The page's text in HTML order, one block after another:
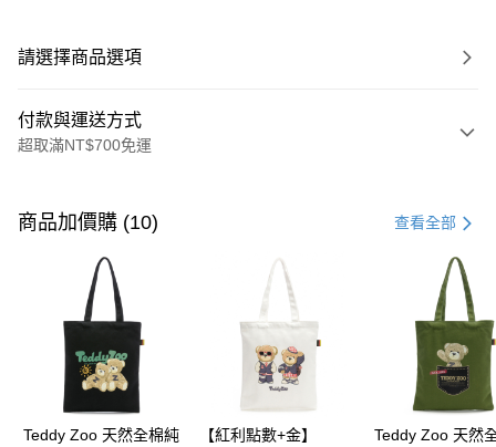
請選擇商品選項
付款與運送方式
超取滿NT$700免運
信用卡一次付款
超商取貨付款
Apple Pay
街口支付
商品加價購 (10) 查看全部
Teddy Zoo 天然全棉純
【紅利點數+金】
Teddy Zoo 天然